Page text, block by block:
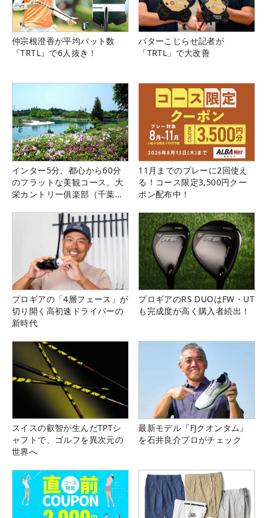
仲宗根澄香が平均パット数
『TRTL』で6人抜き！
パターこじらせ記者が
「TRTL」で大改善
インター5分、都心から60分
のフラットな美観コース。大
栄カントリー俱楽部（千葉
11月までのプレーに2回使え
る！コース限定3,500円クー
ポン配布中！
プロギアの「4層フェース」が
切り開く高初速ドライバーの
新時代
プロギアのRS DUOはFW・UT
も完成度が高く購入者続出！
スイスの叡智が生んだTPTシ
ャフトで、ゴルフを異次元の
世界へ
最新モデル『FJクオンタム』
を石井良介プロがチェック